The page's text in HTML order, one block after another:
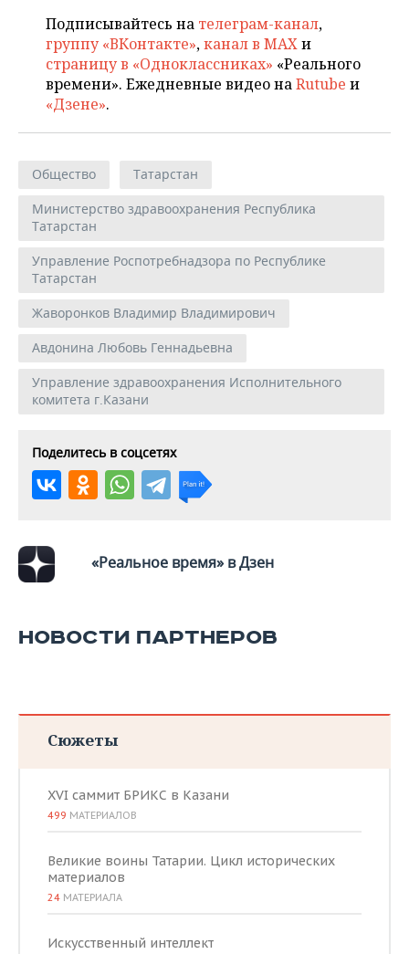
Подписывайтесь на телеграм-канал,
группу «ВКонтакте»,канал в MAXи
страницу в «Одноклассниках» «Реального
времени». Ежедневные видео наRutube и
«Дзене».
Общество
Татарстан
Министерство здравоохранения Республика
Татарстан
Управление Роспотребнадзора по Республике
Татарстан
Жаворонков Владимир Владимирович
Авдонина Любовь Геннадьевна
Управление здравоохранения Исполнительного
комитета г.Казани
Поделитесь в соцсетях
«Реальное время» в Дзен
НОВОСТИ ПАРТНЕРОВ
Сюжеты
XVI саммит БРИКС в Казани
499 МАТЕРИАЛОВ
Великие воины Татарии. Цикл исторических
материалов
24 МАТЕРИАЛА
Искусственный интеллект